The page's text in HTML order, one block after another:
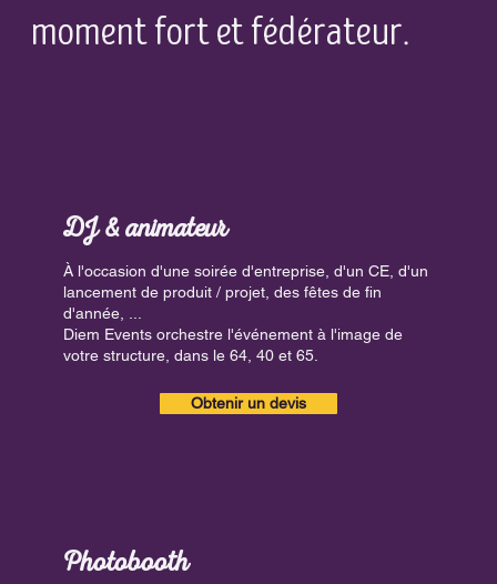
À l'occasion d'une soirée d'entreprise, d'un CE, d'un
lancement de produit / projet, des fêtes de fin
d'année, ...
Diem Events orchestre l'événement à l'image de
votre structure, dans le 64, 40 et 65.
DJ & animateur
Obtenir un devis
Photobooth
moment fort et fédérateur.